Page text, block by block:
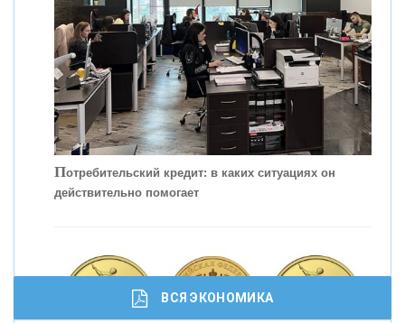
Потребительский кредит: в каких ситуациях он
действительно помогает
ВСЯ ЭКОНОМИКА